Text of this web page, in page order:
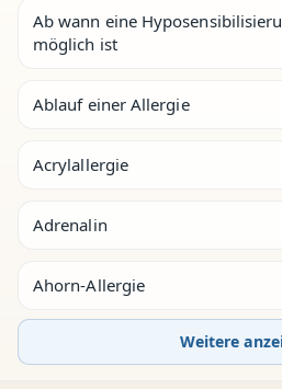
Ab wann eine
möglich ist
Ablauf einer Allergie
Acrylallergie
Adrenalin
Ahorn-Allergie
Weitere